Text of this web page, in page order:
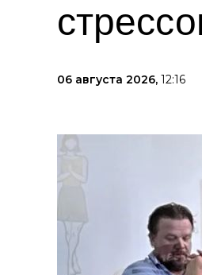
06 августа 2026, 12:16